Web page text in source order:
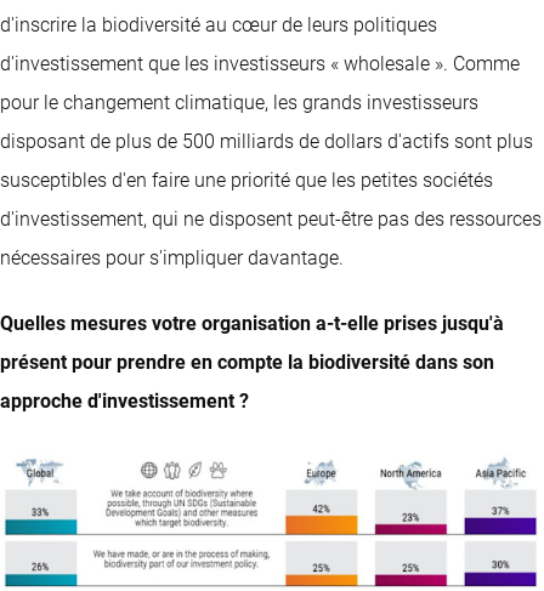
d'inscrire la biodiversité au cœur de leurs politiques
d'investissement que les investisseurs « wholesale ». Comme
pour le changement climatique, les grands investisseurs
disposant de plus de 500 milliards de dollars d'actifs sont plus
susceptibles d'en faire une priorité que les petites sociétés
d'investissement, qui ne disposent peut-être pas des ressources
nécessaires pour s'impliquer davantage.
Quelles mesures votre organisation a-t-elle prises jusqu'à
présent pour prendre en compte la biodiversité dans son
approche d'investissement ?